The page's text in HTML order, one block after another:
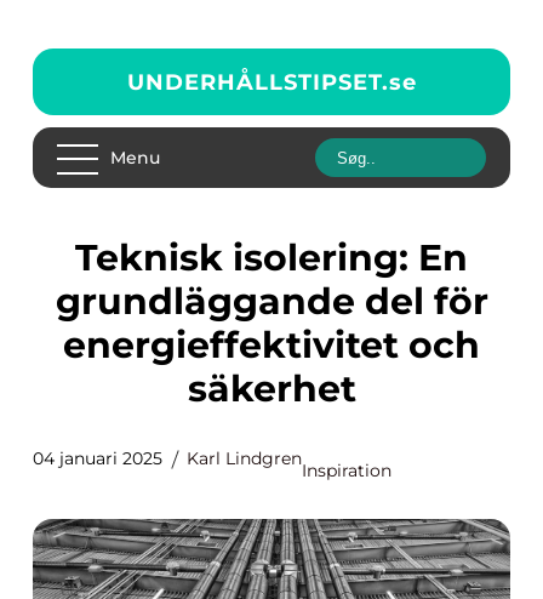
UNDERHÅLLSTIPSET.se
Menu
Teknisk isolering: En
grundläggande del för
energieffektivitet och
säkerhet
04 januari 2025 Karl Lindgren
Inspiration